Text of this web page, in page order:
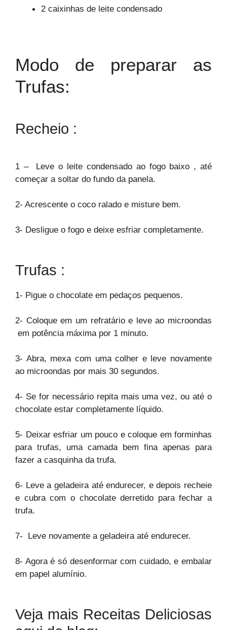
2 caixinhas de leite condensado
Modo de preparar as
Trufas:
Recheio :
1 – Leve o leite condensado ao fogo baixo , até
começar a soltar do fundo da panela.
2- Acrescente o coco ralado e misture bem.
3- Desligue o fogo e deixe esfriar completamente.
Trufas :
1- Pigue o chocolate em pedaços pequenos.
2- Coloque em um refratário e leve ao microondas
em potência máxima por 1 minuto.
3- Abra, mexa com uma colher e leve novamente
ao microondas por mais 30 segundos.
4- Se for necessário repita mais uma vez, ou até o
chocolate estar completamente líquido.
5- Deixar esfriar um pouco e coloque em forminhas
para trufas, uma camada bem fina apenas para
fazer a casquinha da trufa.
6- Leve a geladeira até endurecer, e depois recheie
e cubra com o chocolate derretido para fechar a
trufa.
7- Leve novamente a geladeira até endurecer.
8- Agora é só desenformar com cuidado, e embalar
em papel alumínio.
Veja mais Receitas Deliciosas